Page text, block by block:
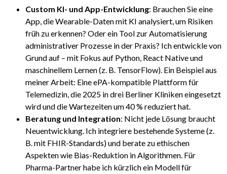
Custom KI- und App-Entwicklung: Brauchen Sie eine
App, die Wearable-Daten mit KI analysiert, um Risiken
früh zu erkennen? Oder ein Tool zur Automatisierung
administrativer Prozesse in der Praxis? Ich entwickle von
Grund auf – mit Fokus auf Python, React Native und
maschinellem Lernen (z. B. TensorFlow). Ein Beispiel aus
meiner Arbeit: Eine ePA-kompatible Plattform für
Telemedizin, die 2025 in drei Berliner Kliniken eingesetzt
wird und die Wartezeiten um 40 % reduziert hat.
Beratung und Integration: Nicht jede Lösung braucht
Neuentwicklung. Ich integriere bestehende Systeme (z.
B. mit FHIR-Standards) und berate zu ethischen
Aspekten wie Bias-Reduktion in Algorithmen. Für
Pharma-Partner habe ich kürzlich ein Modell für